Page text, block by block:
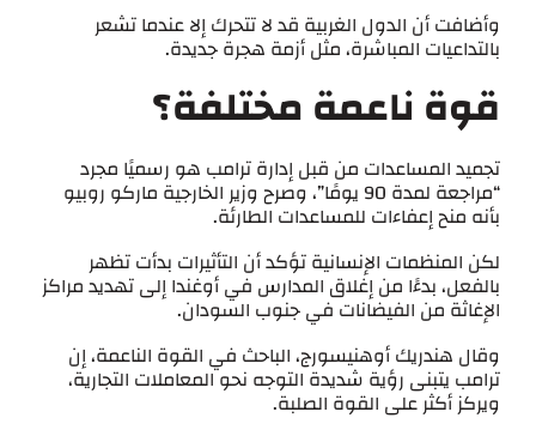
وأضافت أن الدول الغربية قد لا تتحرك إلا عندما تشعر
بالتداعيات المباشرة، مثل أزمة هجرة جديدة.
قوة ناعمة مختلفة؟
تجميد المساعدات من قبل إدارة ترامب هو رسميًا مجرد
“مراجعة لمدة 90 يومًا”، وصرح وزير الخارجية ماركو روبيو
بأنه منح إعفاءات للمساعدات الطارئة.
لكن المنظمات الإنسانية تؤكد أن التأثيرات بدأت تظهر
بالفعل، بدءًا من إغلاق المدارس في أوغندا إلى تهديد مراكز
الإغاثة من الفيضانات في جنوب السودان.
وقال هندريك أوهنيسورج، الباحث في القوة الناعمة، إن
ترامب يتبنى رؤية شديدة التوجه نحو المعاملات التجارية،
ويركز أكثر على القوة الصلبة.